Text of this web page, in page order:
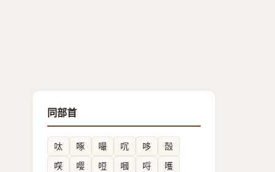
同部首
呔 啄 嘬 㕴 哆
嗀
㗛
嘤 哣 嘓 哷 嚄